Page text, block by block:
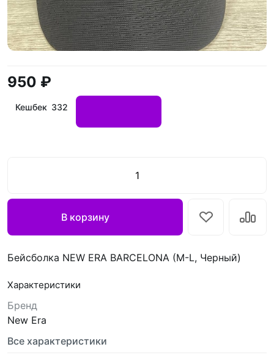
950 ₽
Кешбек 332
В корзину
Бейсболка NEW ERA BARCELONA (M-L, Черный)
Характеристики
Бренд
New Era
Все характеристики